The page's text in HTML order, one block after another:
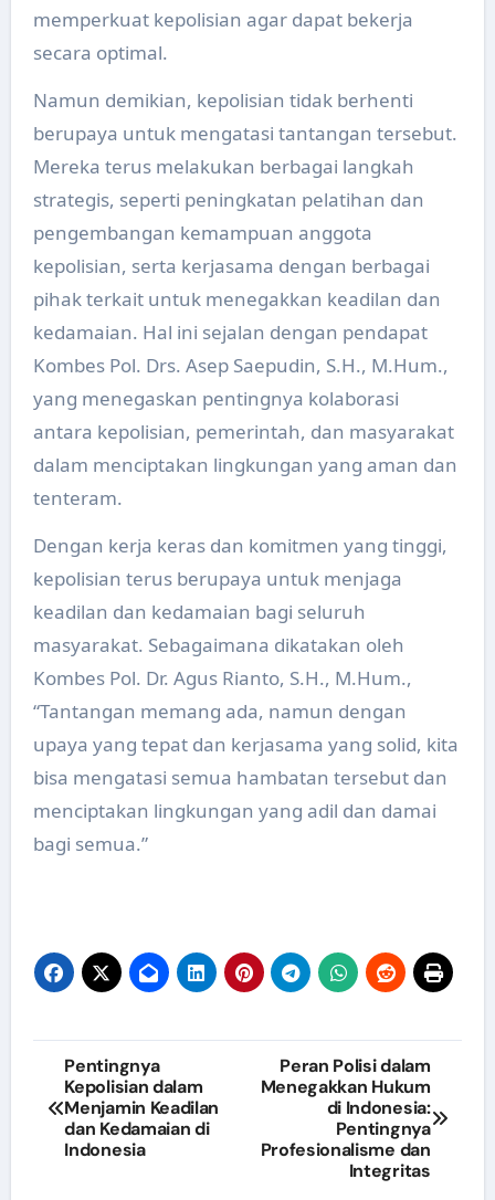
memperkuat kepolisian agar dapat bekerja
secara optimal.
Namun demikian, kepolisian tidak berhenti
berupaya untuk mengatasi tantangan tersebut.
Mereka terus melakukan berbagai langkah
strategis, seperti peningkatan pelatihan dan
pengembangan kemampuan anggota
kepolisian, serta kerjasama dengan berbagai
pihak terkait untuk menegakkan keadilan dan
kedamaian. Hal ini sejalan dengan pendapat
Kombes Pol. Drs. Asep Saepudin, S.H., M.Hum.,
yang menegaskan pentingnya kolaborasi
antara kepolisian, pemerintah, dan masyarakat
dalam menciptakan lingkungan yang aman dan
tenteram.
Dengan kerja keras dan komitmen yang tinggi,
kepolisian terus berupaya untuk menjaga
keadilan dan kedamaian bagi seluruh
masyarakat. Sebagaimana dikatakan oleh
Kombes Pol. Dr. Agus Rianto, S.H., M.Hum.,
“Tantangan memang ada, namun dengan
upaya yang tepat dan kerjasama yang solid, kita
bisa mengatasi semua hambatan tersebut dan
menciptakan lingkungan yang adil dan damai
bagi semua.”
Post
navigation
Pentingnya
Kepolisian dalam
Menjamin Keadilan
dan Kedamaian di
Indonesia
Peran Polisi dalam
Menegakkan Hukum
di Indonesia:
Pentingnya
Profesionalisme dan
Integritas